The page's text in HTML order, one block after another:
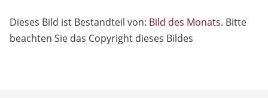
Dieses Bild ist Bestandteil von: Bild des Monats. Bitte
beachten Sie das Copyright dieses Bildes